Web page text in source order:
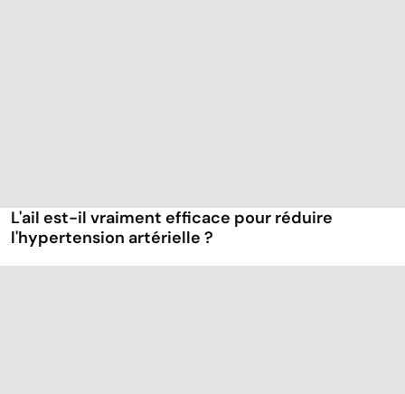
L'ail est-il vraiment efficace pour réduire
l'hypertension artérielle ?